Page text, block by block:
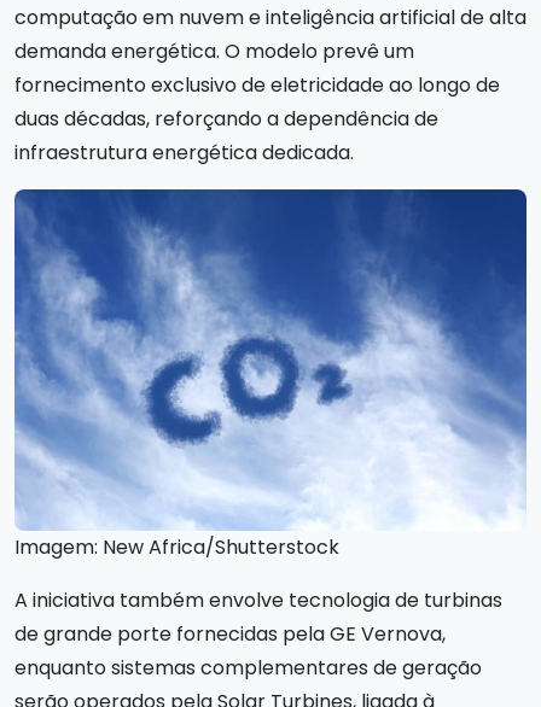
computação em nuvem e inteligência artificial de alta
demanda energética. O modelo prevê um
fornecimento exclusivo de eletricidade ao longo de
duas décadas, reforçando a dependência de
infraestrutura energética dedicada.
Imagem: New Africa/Shutterstock
A iniciativa também envolve tecnologia de turbinas
de grande porte fornecidas pela GE Vernova,
enquanto sistemas complementares de geração